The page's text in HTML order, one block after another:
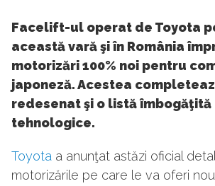
Facelift-ul operat de Toyota
această vară şi în România
motorizări 100% noi pentru
japoneză. Acestea
redesenat şi o listă îmbogăţită
tehnologice.
Toyota a anunţat astăzi oficial
motorizările pe care le va oferi